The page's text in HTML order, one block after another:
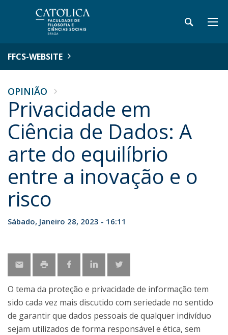
FFCS-WEBSITE
OPINIÃO
Privacidade em
Ciência de Dados: A
arte do equilíbrio
entre a inovação e o
risco
Sábado, Janeiro 28, 2023 - 16:11
O tema da proteção e privacidade de informação tem
sido cada vez mais discutido com seriedade no sentido
de garantir que dados pessoais de qualquer indivíduo
sejam utilizados de forma responsável e ética, sem